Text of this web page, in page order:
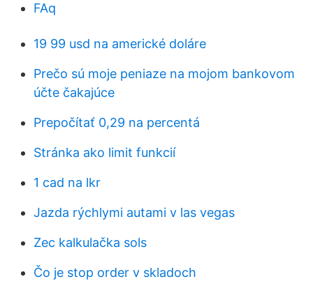
FAq
19 99 usd na americké doláre
Prečo sú moje peniaze na mojom bankovom
účte čakajúce
Prepočítať 0,29 na percentá
Stránka ako limit funkcií
1 cad na lkr
Jazda rýchlymi autami v las vegas
Zec kalkulačka sols
Čo je stop order v skladoch